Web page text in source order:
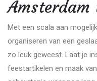
Met een scala aan
organiseren van een
zo leuk geweest. Laat je
feestartikelen en maak